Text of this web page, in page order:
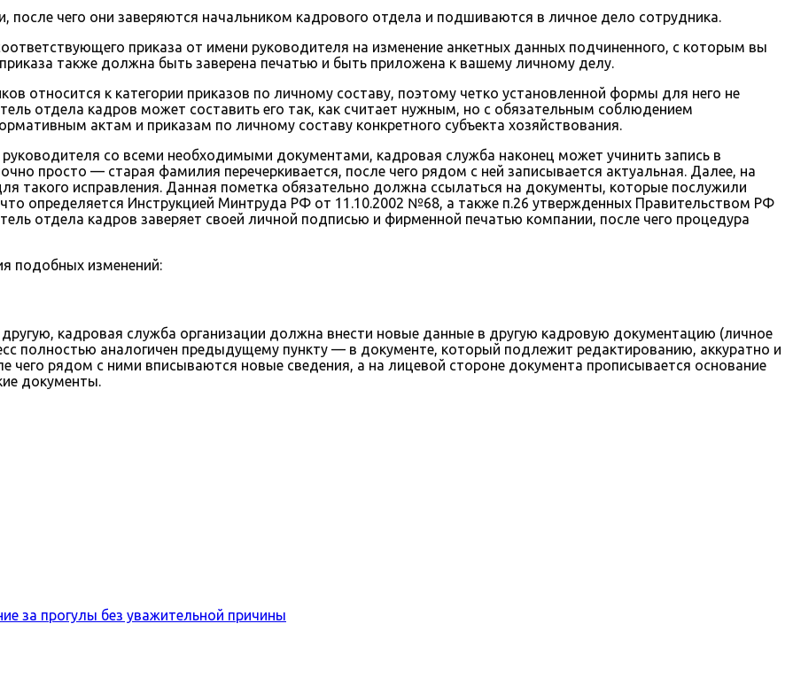
чего они заверяются начальником кадрового отдела и подшиваются в личное дело сотрудника.
приказа от имени руководителя на изменение анкетных данных подчиненного, с которым вы
также должна быть заверена печатью и быть приложена к вашему личному делу.
относится к категории приказов по личному составу, поэтому четко установленной формы для него не
отдела кадров может составить его так, как считает нужным, но с обязательным соблюдением
актам и приказам по личному составу конкретного субъекта хозяйствования.
со всеми необходимыми документами, кадровая служба наконец может учинить запись в
просто — старая фамилия перечеркивается, после чего рядом с ней записывается актуальная. Далее, на
такого исправления. Данная пометка обязательно должна ссылаться на документы, которые послужили
определяется Инструкцией Минтруда РФ от 11.10.2002 №68, а также п.26 утвержденных Правительством РФ
отдела кадров заверяет своей личной подписью и фирменной печатью компании, после чего процедура
подобных изменений:
кадровая служба организации должна внести новые данные в другую кадровую документацию (личное
полностью аналогичен предыдущему пункту — в документе, который подлежит редактированию, аккуратно и
чего рядом с ними вписываются новые сведения, а на лицевой стороне документа прописывается основание
документы.
за прогулы без уважительной причины